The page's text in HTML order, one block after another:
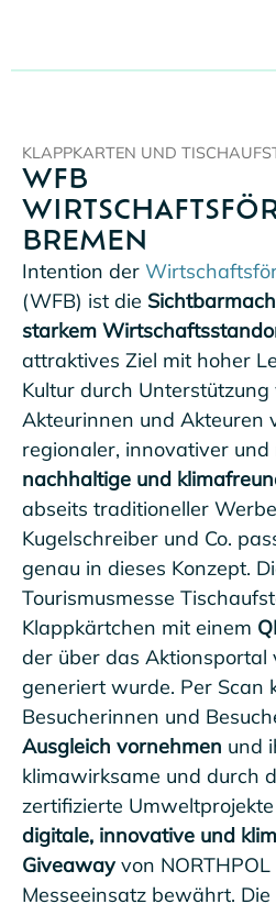
KLAPPKARTEN UND
WFB
BREMEN
Intention der
(WFB) ist die
starkem
attraktives Ziel mit hoher
Kultur durch
Akteurinnen und Akteuren
regionaler, innovativer
nachhaltige und
abseits traditioneller
Kugelschreiber und Co.
genau in dieses Konzept.
Tourismusmesse
Klappkärtchen mit einem
der über das Aktionsportal
generiert wurde. Per Scan
Besucherinnen und
Ausgleich vornehmen und
klimawirksame und durch
zertifizierte
digitale, innovative und
Giveaway von
Messeeinsatz bewährt.